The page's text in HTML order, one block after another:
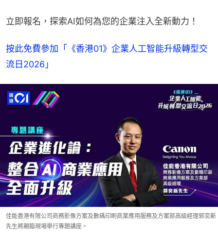
立即報名，探索AI如何為您的企業注入全新動力！
按此免費參加「《香港01》企業人工智能升級轉型交
流日2026」
佳能香港有限公司商務影像方案及數碼印刷商業應用服務及方案部高級經理郭奕新
先生將親臨現場舉行專題講座。